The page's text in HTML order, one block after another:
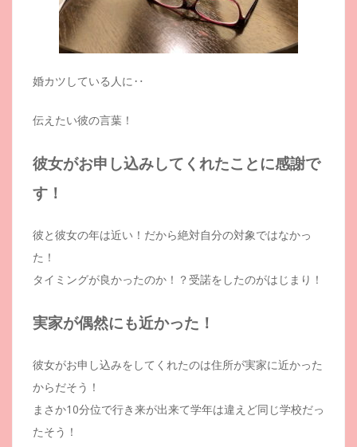
婚カツしている人に‥
伝えたい彼の言葉！
彼女がお申し込みしてくれたことに感謝で
す！
彼と彼女の年は近い！だから絶対自分の対象ではなかっ
た！
タイミングが良かったのか！？受諾をしたのがはじまり！
実家が偶然にも近かった！
彼女がお申し込みをしてくれたのは住所が実家に近かった
からだそう！
まさか10分位で行き来が出来て学年は違えど同じ学校だっ
たそう！